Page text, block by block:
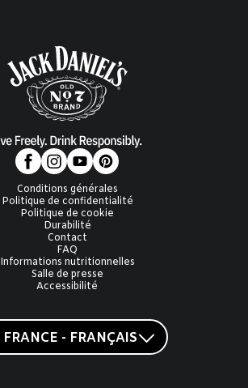
Conditions générales
Politique de confidentialité
Politique de cookie
Durabilité
Contact
FAQ
Informations nutritionnelles
Salle de presse
Accessibilité
FRANCE - FRANÇAIS